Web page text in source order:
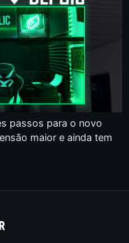
passos para o novo
maior e ainda tem